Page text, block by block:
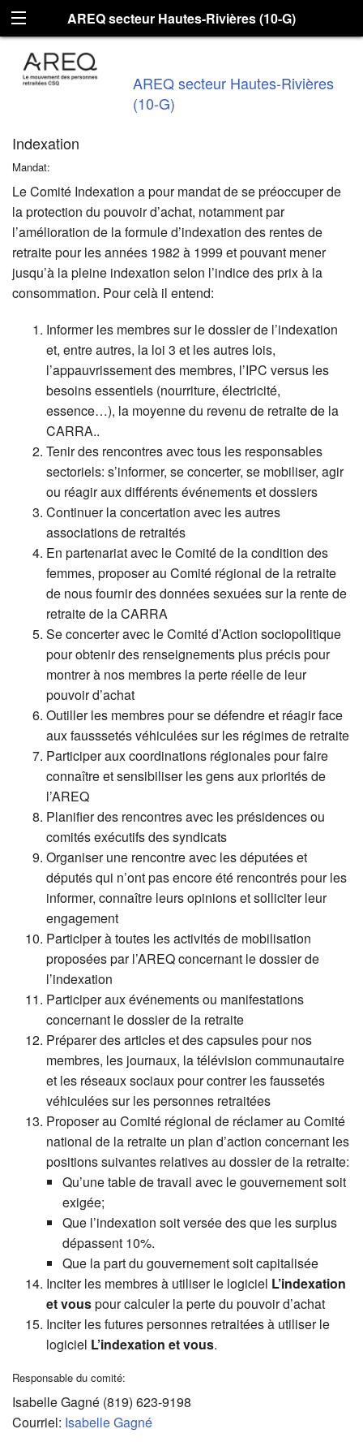
AREQ secteur Hautes-Rivières (10-G)
AREQ secteur Hautes-Rivières
(10-G)
Indexation
Mandat:
Le Comité Indexation a pour mandat de se préoccuper de
la protection du pouvoir d’achat, notamment par
l’amélioration de la formule d’indexation des rentes de
retraite pour les années 1982 à 1999 et pouvant mener
jusqu’à la pleine indexation selon l’indice des prix à la
consommation. Pour celà il entend:
Informer les membres sur le dossier de l’indexation
et, entre autres, la loi 3 et les autres lois,
l’appauvrissement des membres, l’IPC versus les
besoins essentiels (nourriture, électricité,
essence…), la moyenne du revenu de retraite de la
CARRA..
Tenir des rencontres avec tous les responsables
sectoriels: s’informer, se concerter, se mobiliser, agir
ou réagir aux différents événements et dossiers
Continuer la concertation avec les autres
associations de retraités
En partenariat avec le Comité de la condition des
femmes, proposer au Comité régional de la retraite
de nous fournir des données sexuées sur la rente de
retraite de la CARRA
Se concerter avec le Comité d’Action sociopolitique
pour obtenir des renseignements plus précis pour
montrer à nos membres la perte réelle de leur
pouvoir d’achat
Outiller les membres pour se défendre et réagir face
aux fausssetés véhiculées sur les régimes de retraite
Participer aux coordinations régionales pour faire
connaître et sensibiliser les gens aux priorités de
l’AREQ
Planifier des rencontres avec les présidences ou
comités exécutifs des syndicats
Organiser une rencontre avec les députées et
députés qui n’ont pas encore été rencontrés pour les
informer, connaître leurs opinions et solliciter leur
engagement
Participer à toutes les activités de mobilisation
proposées par l’AREQ concernant le dossier de
l’indexation
Participer aux événements ou manifestations
concernant le dossier de la retraite
Préparer des articles et des capsules pour nos
membres, les journaux, la télévision communautaire
et les réseaux sociaux pour contrer les faussetés
véhiculées sur les personnes retraitées
Proposer au Comité régional de réclamer au Comité
national de la retraite un plan d’action concernant les
positions suivantes relatives au dossier de la retraite:
Qu’une table de travail avec le gouvernement soit
exigée;
Que l’indexation soit versée des que les surplus
dépassent 10%.
Que la part du gouvernement soit capitalisée
Inciter les membres à utiliser le logiciel L’indexation
et vouspour calculer la perte du pouvoir d’achat
Inciter les futures personnes retraitées à utiliser le
logiciel L’indexation et vous.
Responsable du comité:
Isabelle Gagné (819) 623-9198
Courriel: Isabelle Gagné